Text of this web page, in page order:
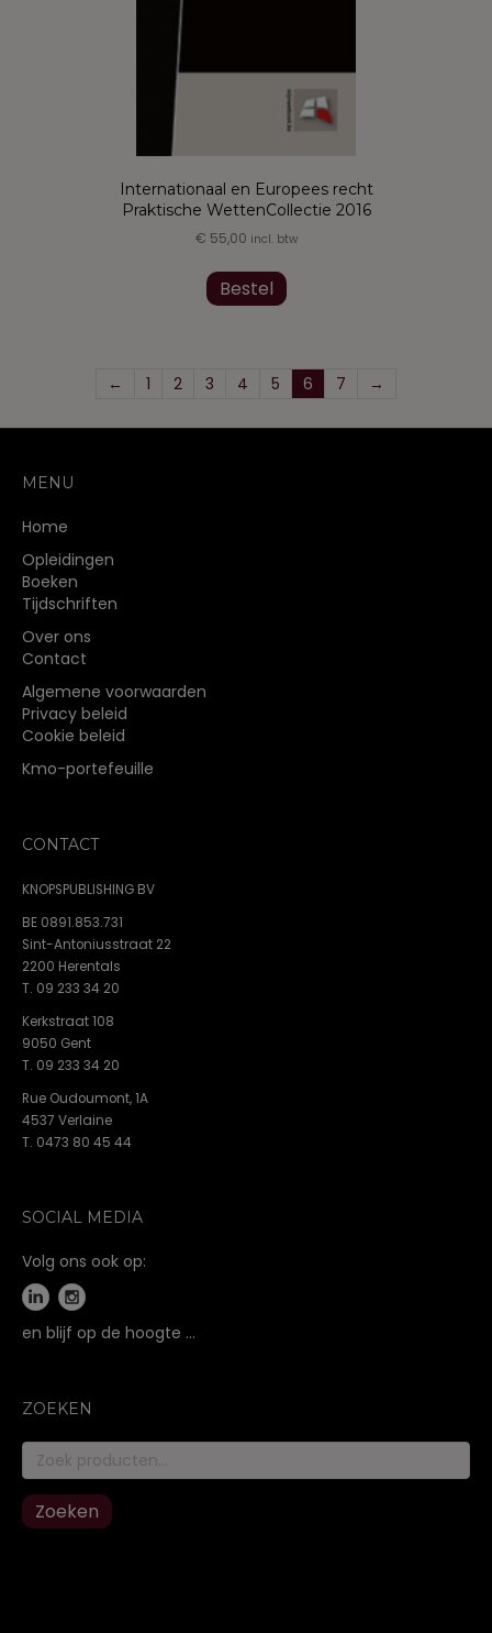
Internationaal en Europees recht
Praktische WettenCollectie 2016
€ 55,00 incl. btw
Bestel product
Deze
optie
← 1 2 3 4 5 6 7 →
MENU
Home
Opleidingen
Boeken
Tijdschriften
Over ons
Contact
Algemene voorwaarden
Privacy beleid
Cookie beleid
Kmo-portefeuille
CONTACT
KNOPSPUBLISHING BV
BE 0891.853.731
Sint-Antoniusstraat 22
2200 Herentals
T. 09 233 34 20
Kerkstraat 108
9050 Gent
T. 09 233 34 20
Rue Oudoumont, 1A
4537 Verlaine
T. 0473 80 45 44
SOCIAL MEDIA
Volg ons ook op:
en blijf op de hoogte …
ZOEKEN
Zoeken
naar:
Zoeken